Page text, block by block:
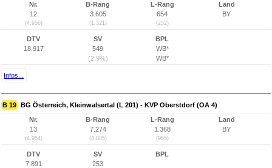
Nr.
12
(4.956)
B-Rang
3.605
(1.321)
L-Rang
654
(252)
Land
BY
DTV
18.917
SV
549
(2,9%)
BPL
WB*
WB*
Infos...
B 19 BG Österreich, Kleinwalsertal (L 201) - KVP Oberstdorf (OA 4)
Nr.
13
(4.954)
B-Rang
7.274
(4.885)
L-Rang
1.368
(955)
Land
BY
DTV
7.891
SV
253
BPL